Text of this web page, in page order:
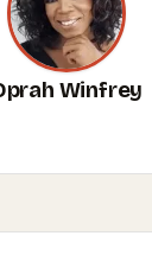
Winfrey